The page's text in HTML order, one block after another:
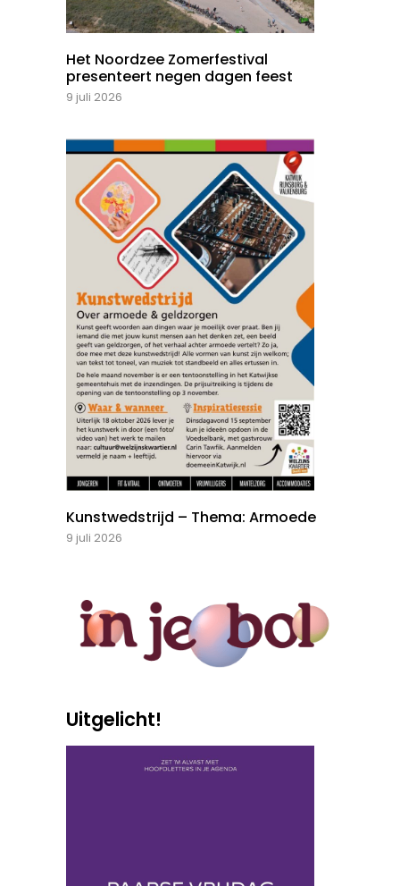
Het Noordzee Zomerfestival
presenteert negen dagen feest
9 juli 2026
Kunstwedstrijd – Thema: Armoede
9 juli 2026
Uitgelicht!